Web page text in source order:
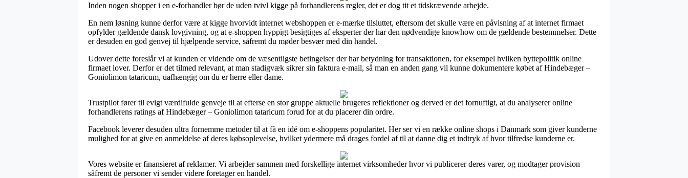
Inden nogen shopper i en e-forhandler bør de uden tvivl kigge på forhandlerens regler, det er dog tit et tidskrævende arbejde.
En nem løsning kunne derfor være at kigge hvorvidt internet webshoppen er e-mærke tilsluttet, eftersom det skulle være en påvisning af at internet firmaet
opfylder gældende dansk lovgivning, og at e-shoppen hyppigt besigtiges af eksperter der har den nødvendige knowhow om de gældende bestemmelser. Dette
er desuden en god genvej til hjælpende service, såfremt du møder besvær med din handel.
Udover dette foreslår vi at kunden er vidende om de væsentligste betingelser der har betydning for transaktionen, for eksempel hvilken byttepolitik online
firmaet lover. Derfor er det tilmed relevant, at man stadigvæk sikrer sin faktura e-mail, så man en anden gang vil kunne dokumentere købet af Hindebæger –
Goniolimon tataricum, uafhængig om du er herre eller dame.
Trustpilot fører til evigt værdifulde genveje til at efterse en stor gruppe aktuelle brugeres reflektioner og derved er det fornuftigt, at du analyserer online
forhandlerens ratings af Hindebæger – Goniolimon tataricum forud for at du placerer din ordre.
Facebook leverer desuden ultra fornemme metoder til at få en idé om e-shoppens popularitet. Her ser vi en række online shops i Danmark som giver kunderne
mulighed for at give en anmeldelse af deres købsoplevelse, hvilket ydermere må drages fordel af til at danne dig et indtryk af hvor tilfredse kunderne er.
Vores website er finansieret af reklamer. Vi arbejder sammen med forskellige internet virksomheder hvor vi publicerer deres varer, og modtager provision
såfremt de personer vi sender videre foretager en handel.